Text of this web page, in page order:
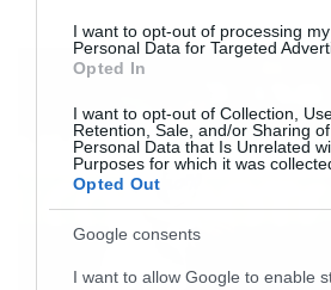
I want to opt-out of processing my
Personal Data for Targeted
Opted In
I want to opt-out of Collection,
Retention, Sale, and/or Sharing
Personal Data that Is Unrelated
Purposes for which it was
Opted Out
Google consents
I want to allow Google to enable
ξαφνικών ενοχλήσεων δεν θα
αναμέτρηση της Τετάρτης με τη
Ευβοιώτες επιβάλλεται […]